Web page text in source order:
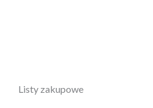
Listy zakupowe